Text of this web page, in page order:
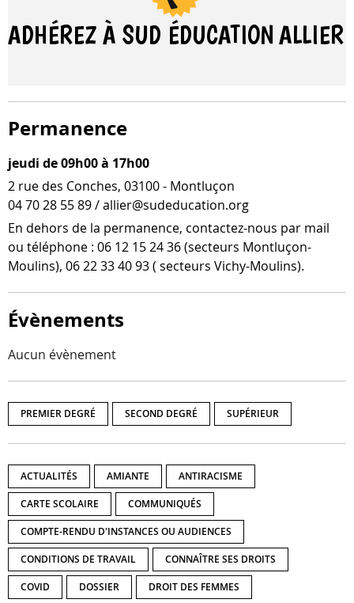
ADHÉREZ À SUD ÉDUCATION ALLIER
Permanence
jeudi de 09h00 à 17h00
2 rue des Conches, 03100 - Montluçon
04 70 28 55 89 / allier@sudeducation.org
En dehors de la per­ma­nence, contactez-​nous par mail
ou télé­phone : 06 12 15 24 36 (sec­teurs Montluçon-​
Moulins), 06 22 33 40 93 ( sec­teurs Vichy-Moulins).
Évènements
Aucun évènement
PREMIER DEGRÉ SECOND DEGRÉ SUPÉRIEUR
ACTUALITÉS AMIANTE ANTIRACISME
CARTE SCOLAIRE COMMUNIQUÉS
COMPTE-RENDU D'INSTANCES OU AUDIENCES
CONDITIONS DE TRAVAIL CONNAÎTRE SES DROITS
COVID DOSSIER DROIT DES FEMMES